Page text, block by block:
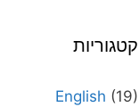
קטגוריות
English (19)